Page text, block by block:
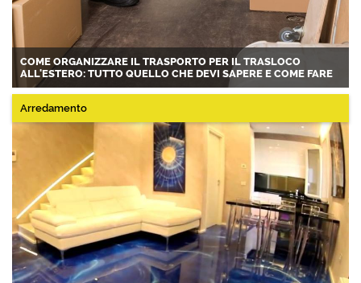
COME ORGANIZZARE IL TRASPORTO PER IL TRASLOCO
ALL'ESTERO: TUTTO QUELLO CHE DEVI SAPERE E COME FARE
Arredamento